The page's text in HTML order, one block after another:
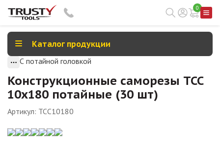
0
Каталог продукции
С потайной головкой
Конструкционные саморезы TCC
10х180 потайные (30 шт)
Артикул: TCC10180